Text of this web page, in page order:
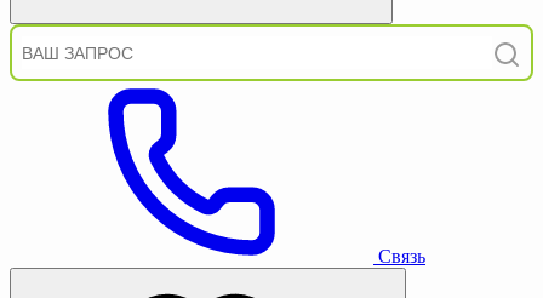
Связь